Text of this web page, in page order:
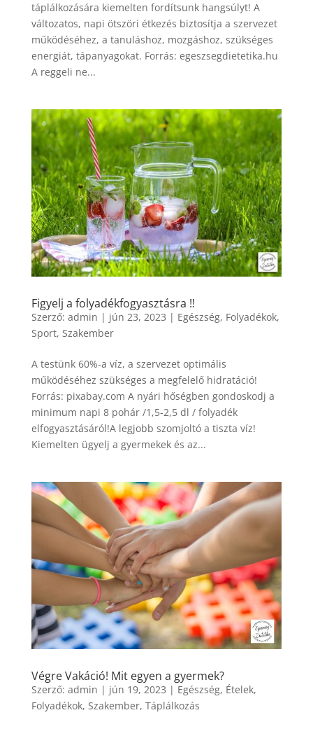
táplálkozására kiemelten fordítsunk hangsúlyt! A
változatos, napi ötszöri étkezés biztosítja a szervezet
működéséhez, a tanuláshoz, mozgáshoz, szükséges
energiát, tápanyagokat. Forrás: egeszsegdietetika.hu
A reggeli ne...
Figyelj a folyadékfogyasztásra ‼️
Szerző: admin | jún 23, 2023 | Egészség, Folyadékok,
Sport, Szakember
A testünk 60%-a víz, a szervezet optimális
működéséhez szükséges a megfelelő hidratáció!
Forrás: pixabay.com A nyári hőségben gondoskodj a
minimum napi 8 pohár /1,5-2,5 dl / folyadék
elfogyasztásáról!A legjobb szomjoltó a tiszta víz!
Kiemelten ügyelj a gyermekek és az...
Végre Vakáció! Mit egyen a gyermek?
Szerző: admin | jún 19, 2023 | Egészség, Ételek,
Folyadékok, Szakember, Táplálkozás